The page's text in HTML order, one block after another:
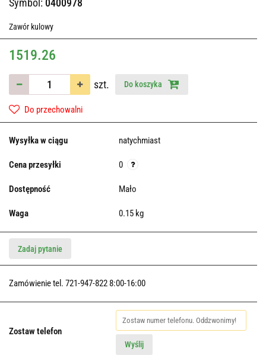
Symbol: 0400978
Zawór kulowy
1519.26
szt. Do koszyka
Do przechowalni
Wysyłka w ciągu natychmiast
Cena przesyłki 0
Dostępność Mało
Waga 0.15 kg
Zadaj pytanie
Zamówienie tel. 721-947-822 8:00-16:00
Zostaw telefon
Wyślij